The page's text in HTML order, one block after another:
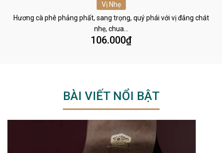
Vị Nhẹ
Hương cà phê phảng phất, sang trọng, quý phái với vị đắng chát
nhẹ, chua…
106.000₫
BÀI VIẾT NỔI BẬT